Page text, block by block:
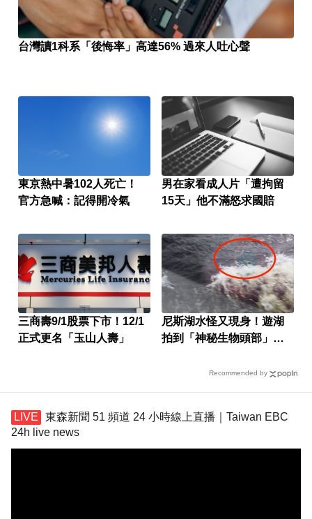
台灣讀1科系「後悔率」高達56% 過來人吐心聲
東京熱中暑102人死亡！
官方急喊：記得開冷氣
男在家看成人片「遭拘留
15天」他不滿怒求國賠
三商壽9/1股票下市！12/1
正式更名「玉山人壽」
尼斯湖水怪又現身！遊湖
拍到「神秘生物頭部」官
Recommended by
東森新聞 51 頻道 24 小時線上直播｜Taiwan EBC
24h live news